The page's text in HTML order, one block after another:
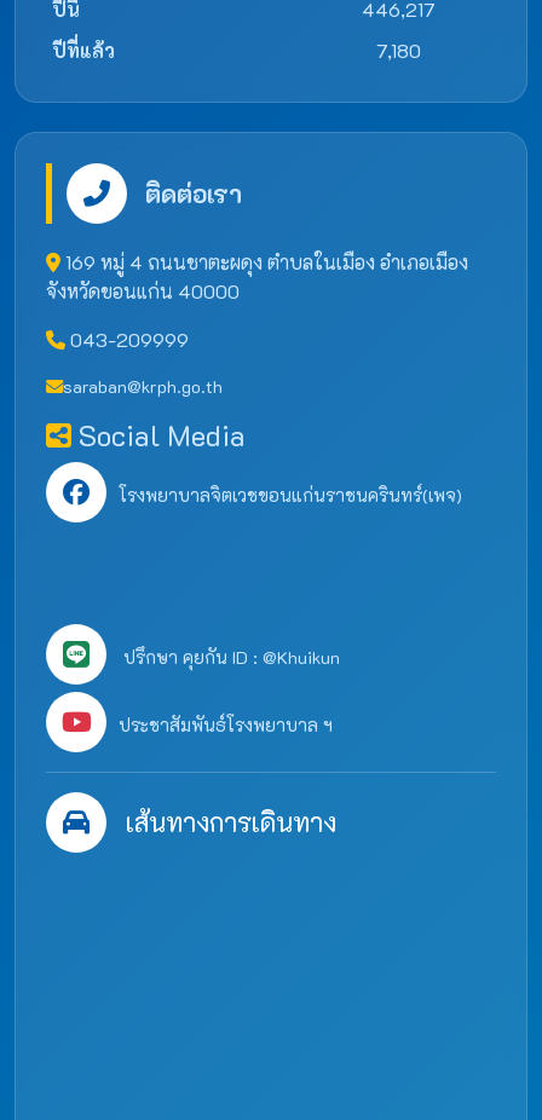
ปีนี้
446,217
ปีที่แล้ว
7,180
ติดต่อเรา
169 หมู่ 4 ถนนชาตะผดุง ตำบลในเมือง อำเภอเมือง
จังหวัดขอนแก่น 40000
043-209999
saraban@krph.go.th
Social Media
โรงพยาบาลจิตเวชขอนแก่นราชนครินทร์(เพจ)
ปรึกษา คุยกัน ID : @Khuikun
ประชาสัมพันธ์โรงพยาบาล ฯ
เส้นทางการเดินทาง